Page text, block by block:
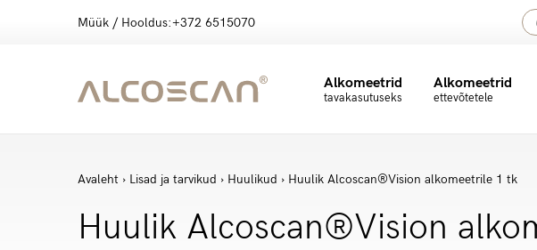
Müük / Hooldus:+372 6515070
Alkomeetrid
tavakasutuseks
Alkomeetrid
ettevõtetele
Avaleht › Lisad ja tarvikud › Huulikud › Huulik Alcoscan®Vision alkomeetrile 1 tk
Huulik Alcoscan®Vision